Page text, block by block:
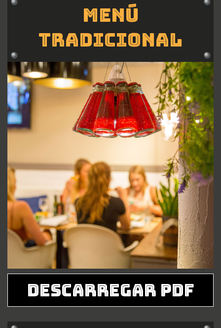
Menú
Tradicional
DESCARREGAR PDF